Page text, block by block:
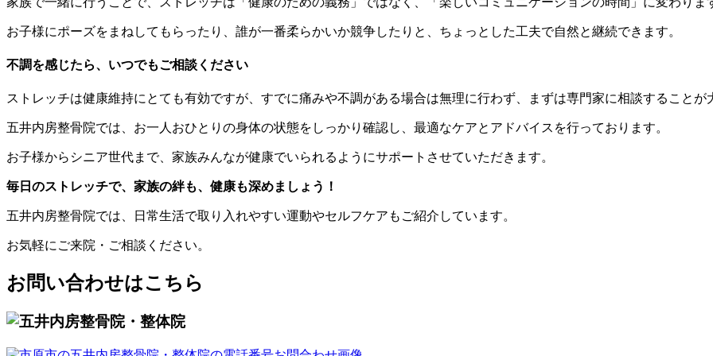
お子様にポーズをまねしてもらったり、誰が一番柔らかいか競争したりと、ちょっとした工夫で自然と継続できます。
不調を感じたら、いつでもご相談ください
ストレッチは健康維持にとても有効ですが、すでに痛みや不調がある場合は無理に行わず、まずは専門家に相談することが
五井内房整骨院では、お一人おひとりの身体の状態をしっかり確認し、最適なケアとアドバイスを行っております。
お子様からシニア世代まで、家族みんなが健康でいられるようにサポートさせていただきます。
毎日のストレッチで、家族の絆も、健康も深めましょう！
五井内房整骨院では、日常生活で取り入れやすい運動やセルフケアもご紹介しています。
お気軽にご来院・ご相談ください。
お問い合わせはこちら